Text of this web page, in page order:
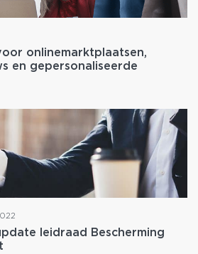
onlinemarktplaatsen,
en gepersonaliseerde
leidraad Bescherming